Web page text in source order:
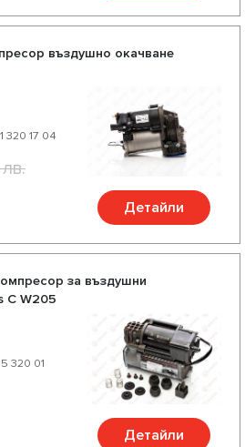
въздушно окачване
320 17 04
Детайли
за въздушни
C W205
320 01
Детайли